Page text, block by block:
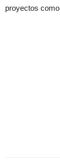
proyectos